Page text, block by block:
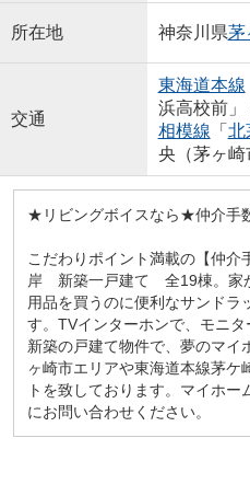
所在地 神奈川県茅
交通
東海道本線
浜高校前」
相模線 「 北
央（茅ヶ崎
★リビングボイスなら★仲介手
こだわりポイント満載の【仲介
岸 新築一戸建て 全19棟。家
用品を買うのに便利なサンドラ
す。TVインターホンで、モニタ
新築の戸建て物件で、夢のマイ
ヶ崎市エリアや東海道本線茅ケ
トを致しております。マイホ
にお問い合わせください。